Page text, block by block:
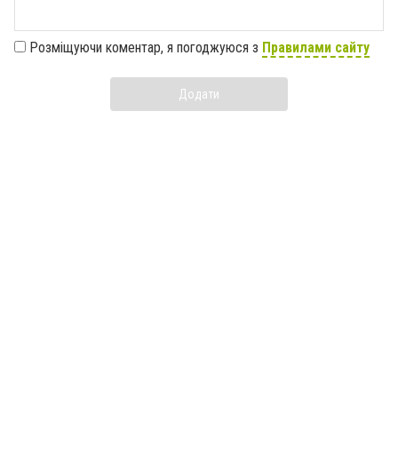
Розміщуючи коментар, я погоджуюся з Правилами сайту
Додати